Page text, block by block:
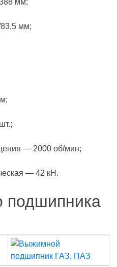
мм;
мм;
— 2000 об/мин;
— 42 кН.
подшипника